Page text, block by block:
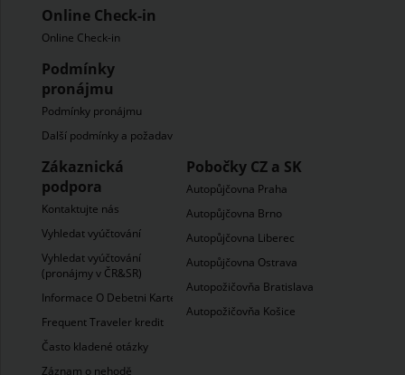
Online Check-in
Online Check-in
Podmínky
pronájmu
Podmínky pronájmu
Další podmínky a požadavky
Zákaznická
podpora
Kontaktujte nás
Vyhledat vyúčtování
Vyhledat vyúčtování
(pronájmy v ČR&SR)
Informace O Debetni Karte
Frequent Traveler kredit
Často kladené otázky
Záznam o nehodĕ
Pobočky CZ a SK
Autopůjčovna Praha
Autopůjčovna Brno
Autopůjčovna Liberec
Autopůjčovna Ostrava
Autopožičovňa Bratislava
Autopožičovňa Košice